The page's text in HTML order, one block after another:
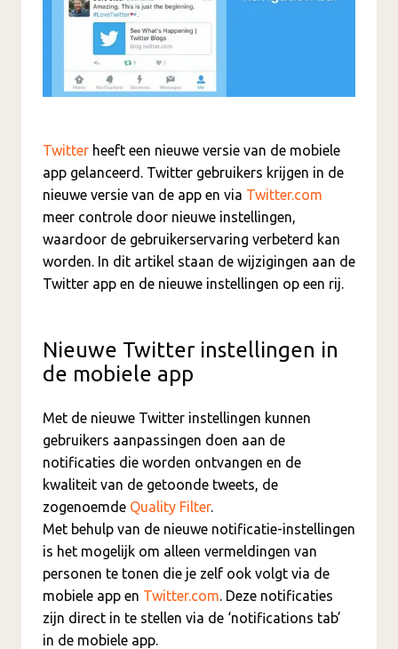
Twitter heeft een nieuwe versie van de mobiele
app gelanceerd. Twitter gebruikers krijgen in de
nieuwe versie van de app en via Twitter.com
meer controle door nieuwe instellingen,
waardoor de gebruikerservaring verbeterd kan
worden. In dit artikel staan de wijzigingen aan de
Twitter app en de nieuwe instellingen op een rij.
Nieuwe Twitter instellingen in
de mobiele app
Met de nieuwe Twitter instellingen kunnen
gebruikers aanpassingen doen aan de
notificaties die worden ontvangen en de
kwaliteit van de getoonde tweets, de
zogenoemde Quality Filter.
Met behulp van de nieuwe notificatie-instellingen
is het mogelijk om alleen vermeldingen van
personen te tonen die je zelf ook volgt via de
mobiele app en Twitter.com. Deze notificaties
zijn direct in te stellen via de ‘notifications tab’
in de mobiele app.